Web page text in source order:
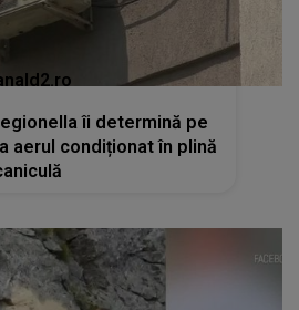
îi determină pe
aerul condiționat în plină